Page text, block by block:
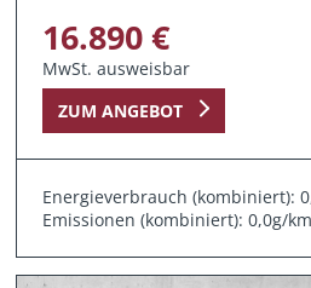
16.890 €
MwSt. ausweisbar
ZUM ANGEBOT
Energieverbrauch (kombiniert):
Emissionen (kombiniert): 0,0g/km